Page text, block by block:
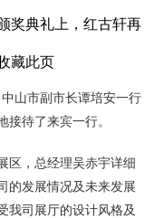
奖典礼上，红古轩再
藏此页
山市副市长谭培安一行
待了来宾一行。
，总经理吴赤宇详细
的发展情况及未来发展
我司展厅的设计风格及